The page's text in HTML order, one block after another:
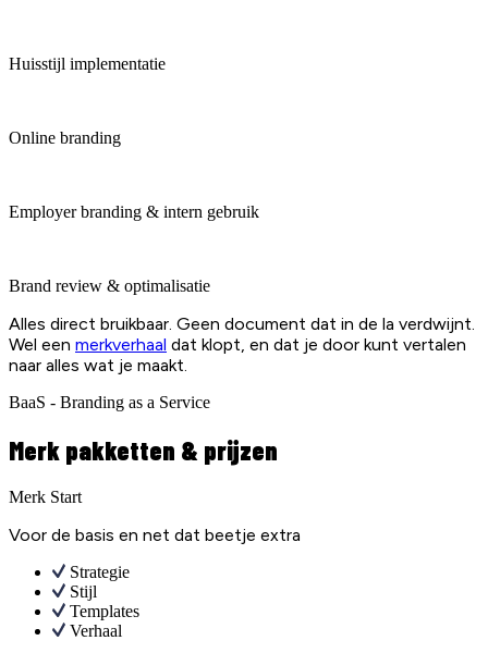
Huisstijl implementatie
Online branding
Employer branding & intern gebruik
Brand review & optimalisatie
Alles direct bruikbaar. Geen document dat in de la verdwijnt.
Wel een merkverhaal dat klopt, en dat je door kunt vertalen
naar alles wat je maakt.
BaaS - Branding as a Service
Merk pakketten & prijzen
Merk Start
Voor de basis en net dat beetje extra
Strategie
Stijl
Templates
Verhaal